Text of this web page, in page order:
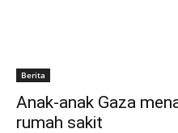
Berita
Anak-anak Gaza
rumah sakit